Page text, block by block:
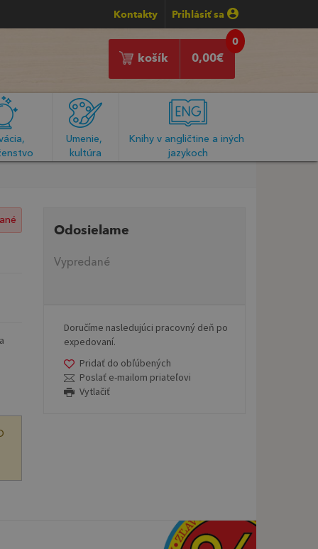
Kontakty Prihlásiť sa
0
0,00€
košík
Umenie,
kultúra
Knihy v angličtine a iných
jazykoch
Odosielame
Vypredané
Doručíme nasledujúci pracovný deň po
expedovaní.
Pridať do obľúbených
Poslať e-mailom priateľovi
Vytlačiť